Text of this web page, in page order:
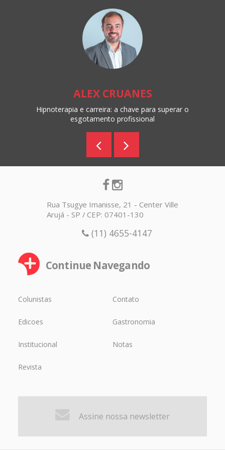
ALEX CRUANES
Hipnoterapia e carreira: a chave para superar o
esgotamento profissional
Rua Tsugye Imanisse, 21 - Center Ville
Arujá - SP / CEP: 07401-130
(11) 4655-4147
Continue Navegando
Colunistas Contato
Edicoes Gastronomia
Institucional Notas
Revista
Assine nossa newsletter